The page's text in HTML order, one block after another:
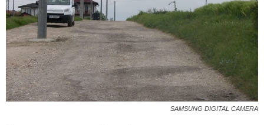
SAMSUNG DIGITAL CAMERA